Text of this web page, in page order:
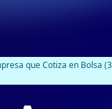
que Cotiza en Bolsa